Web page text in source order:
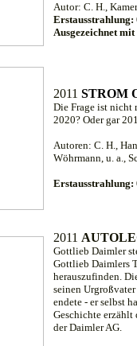
Autor: C. H.,
Erstausstrahlung:
Ausgezeichnet
2011 STROM
Die Frage ist nicht
2020? Oder gar
Autoren: C. H.,
Wöhrmann, u. a.,
Erstausstrahlung:
2011
Gottlieb Daimler
Gottlieb Daimlers
herauszufinden.
seinen
endete - er selbst
Geschichte
der Daimler AG.